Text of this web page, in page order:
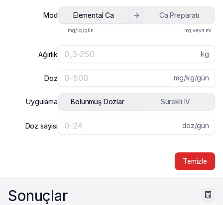
Mod Elemental Ca Ca Preparatı
mg/kg/gün mg veya mL
Ağırlık kg
Doz mg/kg/gün
Uygulama Bölünmüş Dozlar Sürekli IV
Doz sayısı doz/gün
Temizle
Sonuçlar